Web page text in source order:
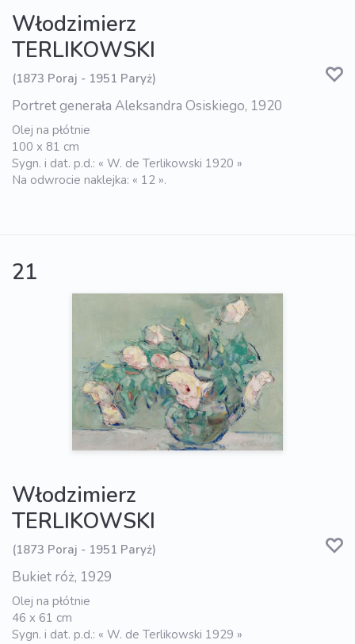
Włodzimierz
TERLIKOWSKI
(1873 Poraj - 1951 Paryż)
Portret generała Aleksandra Osiskiego, 1920
Olej na płótnie
100 x 81 cm
Sygn. i dat. p.d.: « W. de Terlikowski 1920 »
Na odwrocie naklejka: « 12 ».
21
Włodzimierz
TERLIKOWSKI
(1873 Poraj - 1951 Paryż)
Bukiet róż, 1929
Olej na płótnie
46 x 61 cm
Sygn. i dat. p.d.: « W. de Terlikowski 1929 »